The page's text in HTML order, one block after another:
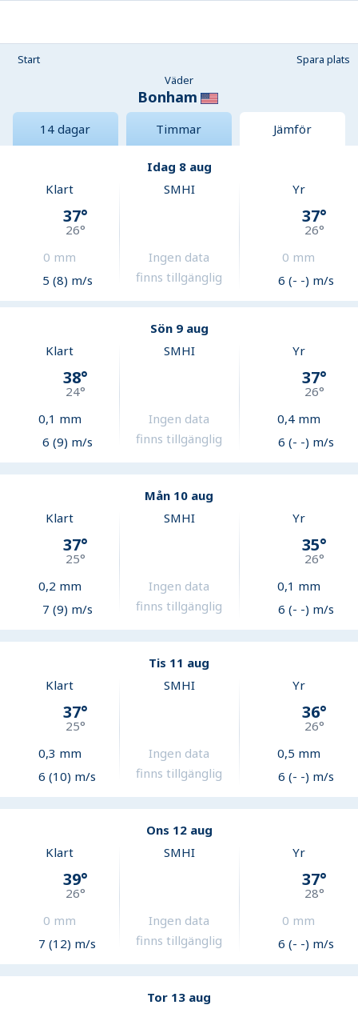
Start
Spara plats
Väder
Bonham
14 dagar Timmar Jämför
Idag 8 aug
Klart
37°
26°
0 mm
5 (8) m/s
SMHI
Ingen data
finns tillgänglig
Yr
37°
26°
0 mm
6 (- -) m/s
Sön 9 aug
Klart
38°
24°
0,1 mm
6 (9) m/s
SMHI
Ingen data
finns tillgänglig
Yr
37°
26°
0,4mm
6 (- -) m/s
Mån 10 aug
Klart
37°
25°
0,2 mm
7 (9) m/s
SMHI
Ingen data
finns tillgänglig
Yr
35°
26°
0,1 mm
6 (- -) m/s
Tis 11 aug
Klart
37°
25°
0,3 mm
6 (10) m/s
SMHI
Ingen data
finns tillgänglig
Yr
36°
26°
0,5 mm
6 (- -) m/s
Ons 12 aug
Klart
39°
26°
0 mm
7 (12) m/s
SMHI
Ingen data
finns tillgänglig
Yr
37°
28°
0 mm
6 (- -) m/s
Tor 13 aug